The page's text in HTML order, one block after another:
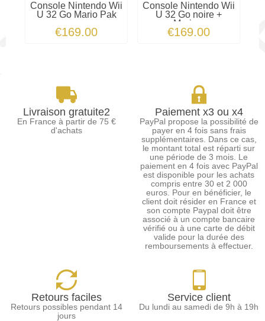
Console Nintendo Wii
U 32 Go Mario Pak
€169.00
Console Nintendo Wii
U 32 Go noire +
Mario...
€169.00
Livraison gratuite2
En France à partir de 75 €
d'achats
Paiement x3 ou x4
PayPal propose la possibilité de
payer en 4 fois sans frais
supplémentaires. Dans ce cas,
le montant total est réparti sur
une période de 3 mois. Le
paiement en 4 fois avec PayPal
est disponible pour les achats
compris entre 30 et 2 000
euros. Pour en bénéficier, le
client doit résider en France et
son compte Paypal doit être
associé à un compte bancaire
vérifié ou à une carte de débit
valide pour la durée des
remboursements à effectuer.
Retours faciles
Retours possibles pendant 14
jours
Service client
Du lundi au samedi de 9h à 19h